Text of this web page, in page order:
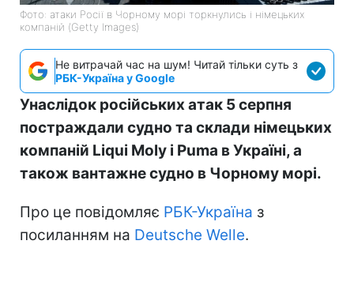
Фото: атаки Росії в Чорному морі торкнулись і німецьких
компаній (Getty Images)
Не витрачай час на шум! Читай тільки суть з
РБК-Україна у Google
Унаслідок російських атак 5 серпня
постраждали судно та склади німецьких
компаній Liqui Moly і Puma в Україні, а
також вантажне судно в Чорному морі.
Про це повідомляє РБК-Україна з
посиланням на Deutsche Welle.